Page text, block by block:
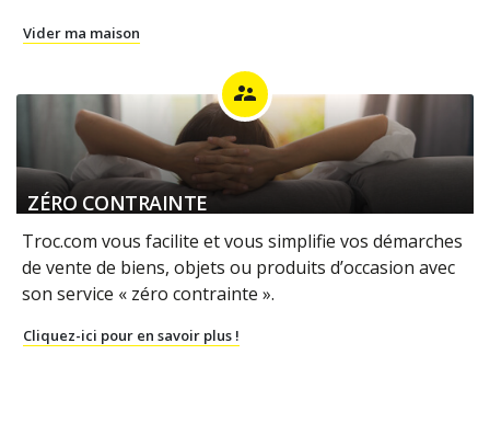
Vider ma maison
supervisor_account
ZÉRO CONTRAINTE
Troc.com vous facilite et vous simplifie vos démarches
de vente de biens, objets ou produits d’occasion avec
son service « zéro contrainte ».
Cliquez-ici pour en savoir plus !